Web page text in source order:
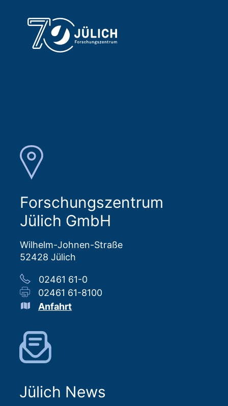
Forschungszentrum
Jülich GmbH
Wilhelm-Johnen-Straße
52428 Jülich
02461 61-0
02461 61-8100
Anfahrt
Jülich News